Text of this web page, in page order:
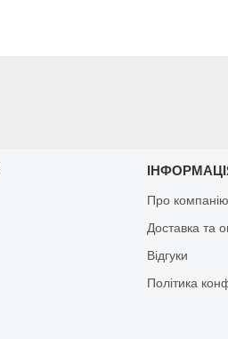
Про компанію
Доставка та
Відгуки
Політика